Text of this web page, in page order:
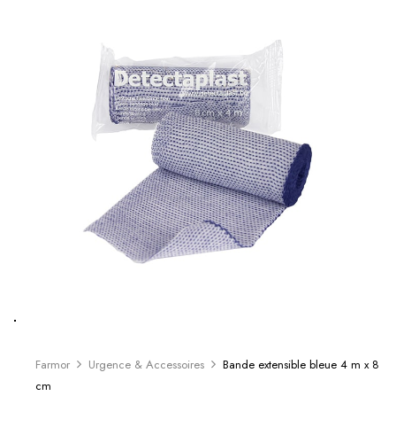
Farmor Urgence & Accessoires
Bande extensible bleue 4 m x 8
cm